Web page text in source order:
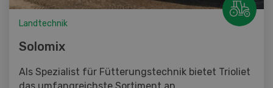
Landtechnik
Solomix
Als Spezialist für Fütterungstechnik bietet Trioliet
das umfangreichste Sortiment an